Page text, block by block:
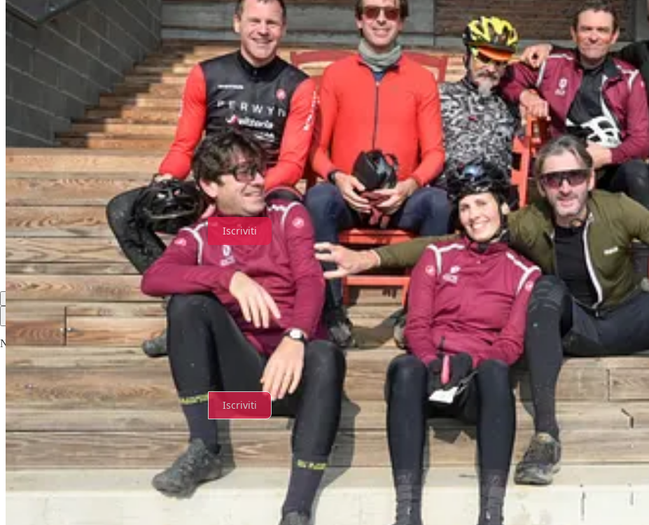
Chi frequenta le nostre manifestazioni lo sa, le fotografie di Paolino Polaroid sono un MUST!
Come fare per averle? Semplice 👇
Photo Upcycle Bike Trail
Tu iscriviti alla nostra newsletter per non perdere neanche una novità sul mondo di BERGAMO GRAVEL!
A presto, buone pedalate!
Iscriviti
Condividi
Il meglio di
Ultime
Nessun post
Assolutamente, procediamo.
Iscriviti
© 2026 Bergamo Gravel
Publisher Privacy
Substack·Privacy∙Condizioni∙Notifica di raccolta
Crea il tuo Substack
Scarica l'app
Substackè la casa della grande cultura